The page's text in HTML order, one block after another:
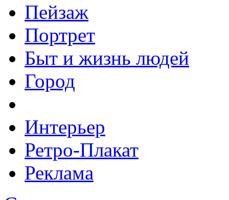
Пейзаж
Портрет
Быт и жизнь людей
Город
Интерьер
Ретро-Плакат
Реклама